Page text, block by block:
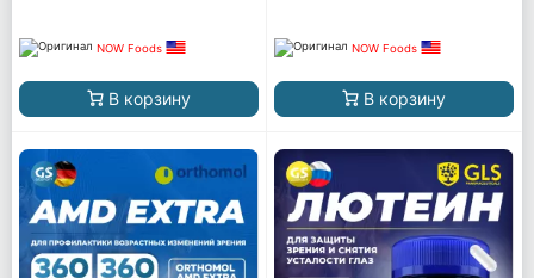
NOW Foods
В корзину
NOW Foods
В корзину